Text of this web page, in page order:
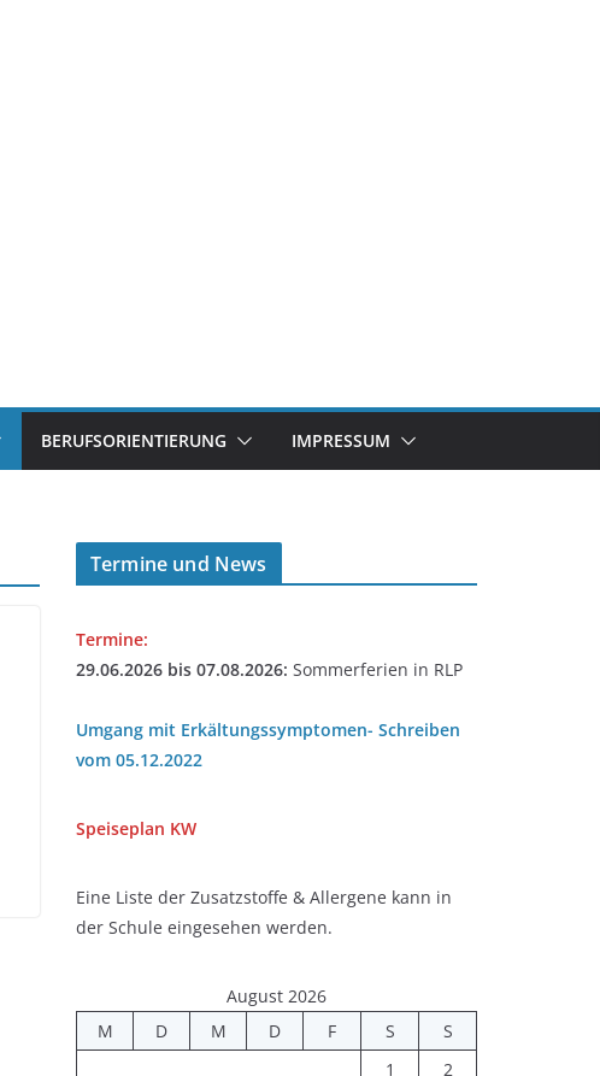
BERUFSORIENTIERUNG IMPRESSUM
Termine und News
Termine:
29.06.2026 bis 07.08.2026: Sommerferien in RLP
Umgang mit Erkältungssymptomen- Schreiben
vom 05.12.2022
Speiseplan KW
Eine Liste der Zusatzstoffe & Allergene kann in
der Schule eingesehen werden.
August 2026
M
D M D F S
S
1
2